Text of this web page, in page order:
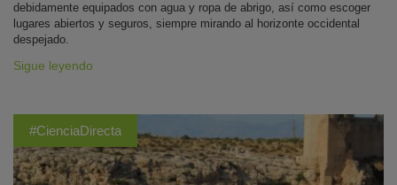
debidamente equipados con agua y ropa de abrigo, así como escoger
lugares abiertos y seguros, siempre mirando al horizonte occidental
despejado.
Sigue leyendo
#CienciaDirecta